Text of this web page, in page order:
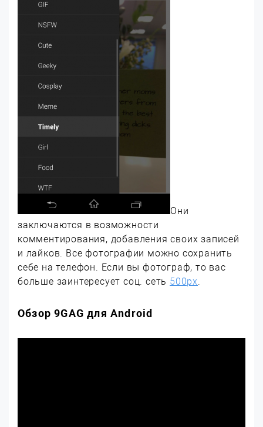
Они
заключаются в возможности
комментирования, добавления своих записей
и лайков. Все фотографии можно сохранить
себе на телефон. Если вы фотограф, то вас
больше заинтересует соц. сеть 500px.
Обзор 9GAG для Android